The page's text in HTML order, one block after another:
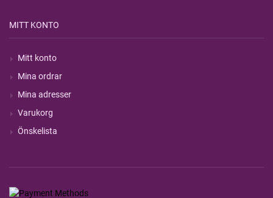
MITT KONTO
Mitt konto
Mina ordrar
Mina adresser
Varukorg
Önskelista